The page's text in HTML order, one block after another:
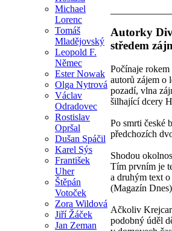
Michael
Lorenc
Tomáš
Mladějovský
Leopold F.
Němec
Ester Nowak
Olga Nytrová
Václav
Odradovec
Rostislav
Opršal
Dušan Spáčil
Karel Sýs
František
Uher
Štěpán
Votoček
Zora Wildová
Jiří Žáček
Jan Zeman
Autorky
středem
Počínaje
autorů zájem o
pozadí, vlna
šilhající dcery
Po smrti české
předchozích
Shodou
Tím prvním je
a druhým text
(Magazín
Ačkoliv
podobný úděl